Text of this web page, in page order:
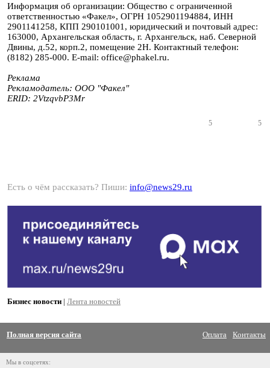
Информация об организации: Общество с ограниченной
ответственностью «Факел», ОГРН 1052901194884, ИНН
2901141258, КПП 290101001, юридический и почтовый адрес:
163000, Архангельская область, г. Архангельск, наб. Северной
Двины, д.52, корп.2, помещение 2Н. Контактный телефон:
(8182) 285-000. E-mail: office@phakel.ru.
Реклама
Рекламодатель: ООО "Факел"
ERID: 2VtzqvbP3Mr
5 5
Есть о чём рассказать? Пиши: info@news29.ru
Бизнес новости | Лента новостей
Полная версия сайта Оплата Контакты
Мы в соцсетях: